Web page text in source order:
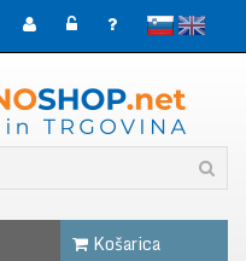
slovenskoEnglish
Košarica